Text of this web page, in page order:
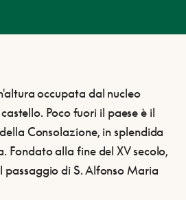
occupata dal nucleo
Poco fuori il paese è il
Consolazione, in splendida
Fondato alla fine del XV secolo,
passaggio di S. Alfonso Maria